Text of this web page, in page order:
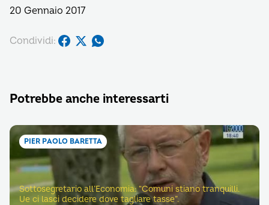
20 Gennaio 2017
Condividi:
Potrebbe anche interessarti
PIER PAOLO BARETTA
Sottosegretario all’Economia: “Comuni stiano tranquilli.
Ue ci lasci decidere dove tagliare tasse”.